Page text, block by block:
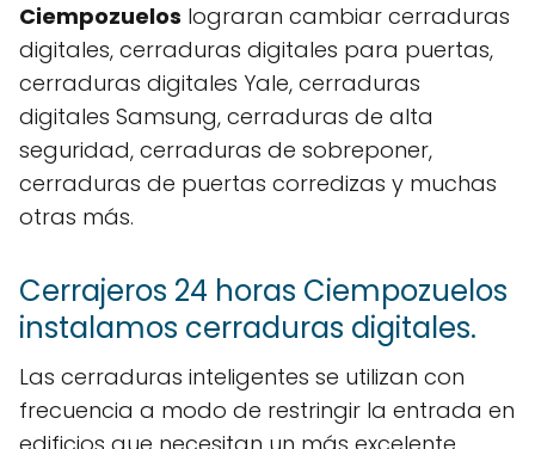
Ciempozuelos lograran cambiar cerraduras
digitales, cerraduras digitales para puertas,
cerraduras digitales Yale, cerraduras
digitales Samsung, cerraduras de alta
seguridad, cerraduras de sobreponer,
cerraduras de puertas corredizas y muchas
otras más.
Cerrajeros 24 horas Ciempozuelos
instalamos cerraduras digitales.
Las cerraduras inteligentes se utilizan con
frecuencia a modo de restringir la entrada en